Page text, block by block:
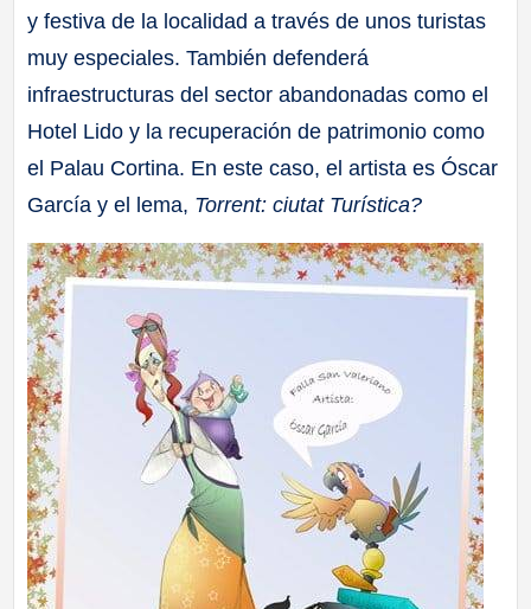
y festiva de la localidad a través de unos turistas
muy especiales. También defenderá
infraestructuras del sector abandonadas como el
Hotel Lido y la recuperación de patrimonio como
el Palau Cortina. En este caso, el artista es Óscar
García y el lema, Torrent: ciutat Turística?